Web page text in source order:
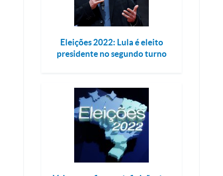
Eleições 2022: Lula é eleito
presidente no segundo turno